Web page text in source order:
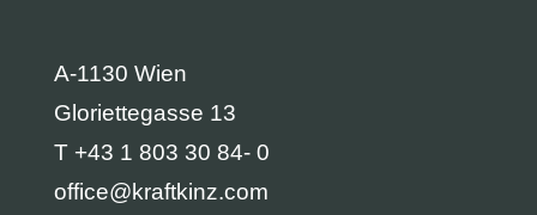
A-1130 Wien
Gloriettegasse 13
T +43 1 803 30 84- 0
office@kraftkinz.com